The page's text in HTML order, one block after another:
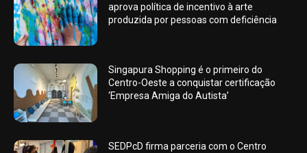
aprova política de incentivo à arte
produzida por pessoas com deficiência
Singapura Shopping é o primeiro do
Centro-Oeste a conquistar certificação
‘Empresa Amiga do Autista’
SEDPcD firma parceria com o Centro